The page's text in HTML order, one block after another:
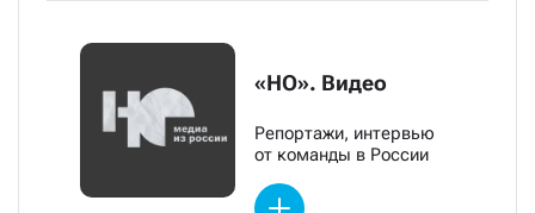
«НО». Видео
Репортажи, интервью
от команды в России